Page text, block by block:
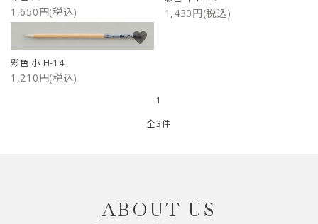
用途で選ぶ
私たちについて
ご利用ガイド
1,650円(税込) 1,430円(税込)
彩色 小 H-14
1,210円(税込)
favorite
1
全3件
ABOUT US